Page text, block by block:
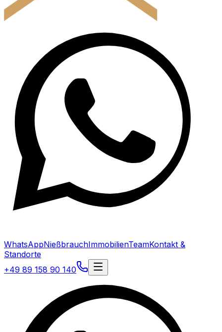
WhatsAppNießbrauchImmobilienTeamKontakt &
Standorte
+49 89 158 90 140